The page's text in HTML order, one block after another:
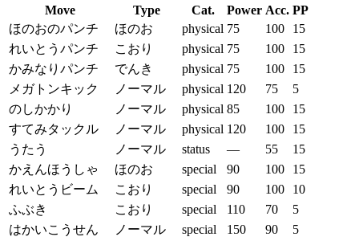
Move Type Cat. Power Acc. PP
ほのおのパンチ
ほのお physical 75 100
15
れいとうパンチ
こおり physical 75 100
15
かみなりパンチ
でんき physical 75 100
15
メガトンキック
ノーマル physical 120 75
5
のしかかり
ノーマル physical 85 100
15
すてみタックル
ノーマル physical 120 100
15
うたう
ノーマル status — 55
15
かえんほうしゃ
ほのお special 90 100
15
れいとうビーム
こおり special 90 100
10
ふぶき
こおり special 110 70
5
はかいこうせん
ノーマル special 150 90
5